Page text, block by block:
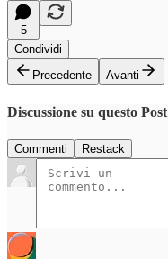
5
Condividi
Precedente
Avanti
Discussione su questo Post
Commenti Restack